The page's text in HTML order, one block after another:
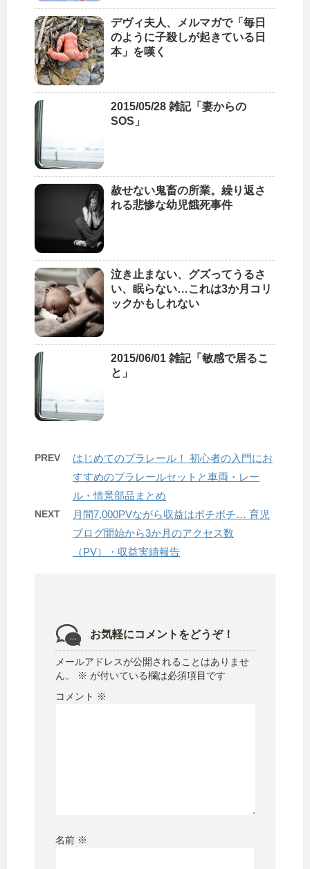
デヴィ夫人、メルマガで「毎日
のように子殺しが起きている日
本」を嘆く
2015/05/28 雑記「妻からの
SOS」
赦せない鬼畜の所業。繰り返さ
れる悲惨な幼児餓死事件
泣き止まない、グズってうるさ
い、眠らない…これは3か月コリ
ックかもしれない
2015/06/01 雑記「敏感で居るこ
と」
PREV
はじめてのプラレール！ 初心者の入門にお
すすめのプラレールセットと車両・レー
ル・情景部品まとめ
NEXT
月間7,000PVながら収益はボチボチ… 育児
ブログ開始から3か月のアクセス数
（PV）・収益実績報告
お気軽にコメントをどうぞ！
メールアドレスが公開されることはありませ
ん。
※ が付いている欄は必須項目です
コメント ※
名前 ※